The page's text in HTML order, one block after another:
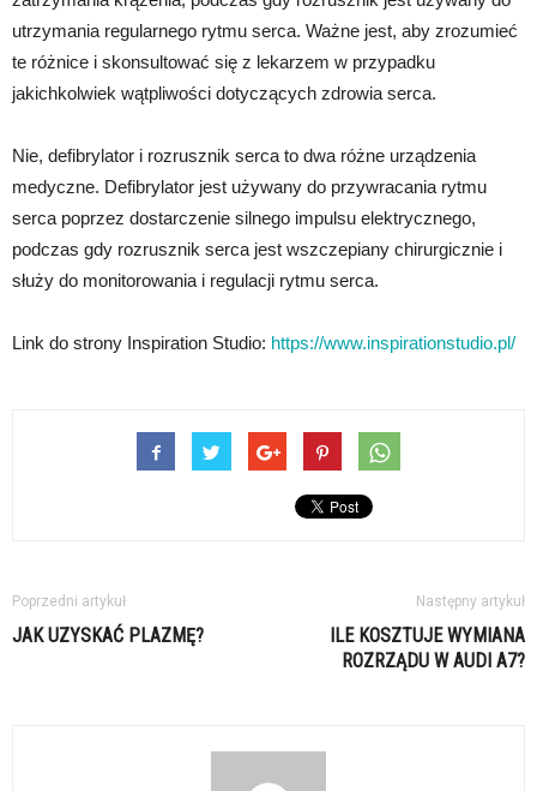
utrzymania regularnego rytmu serca. Ważne jest, aby zrozumieć
te różnice i skonsultować się z lekarzem w przypadku
jakichkolwiek wątpliwości dotyczących zdrowia serca.
Nie, defibrylator i rozrusznik serca to dwa różne urządzenia
medyczne. Defibrylator jest używany do przywracania rytmu
serca poprzez dostarczenie silnego impulsu elektrycznego,
podczas gdy rozrusznik serca jest wszczepiany chirurgicznie i
służy do monitorowania i regulacji rytmu serca.
Link do strony Inspiration Studio: https://www.inspirationstudio.pl/
Poprzedni artykuł
JAK UZYSKAĆ PLAZMĘ?
Następny artykuł
ILE KOSZTUJE WYMIANA
ROZRZĄDU W AUDI A7?